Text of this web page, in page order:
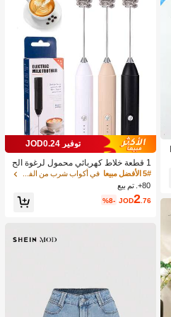
توفير JOD0.24
1 قطعة خلاط كهربائي محمول لرغوة الح
ليب، رغاية الحليب القابلة للشحن - شحن
USB، 3 سرعات، خلاط حليب كهربائي ص
غير، مناسب للقهوة/اللاتيه/الكابتشينو/الش
وكولاتة الساخنة/البيض
5# الأفضل مبيعا
في أكواب شرب من الفولاذ المقاوم للصدأ جهاز رغوة ال
80+. تم بيع
JOD2.76
%8-